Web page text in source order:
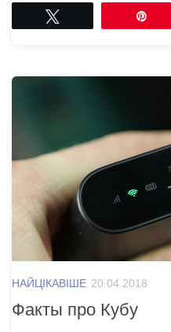
НАЙЦІКАВІШЕ 20.04.2018
Факты про Кубу